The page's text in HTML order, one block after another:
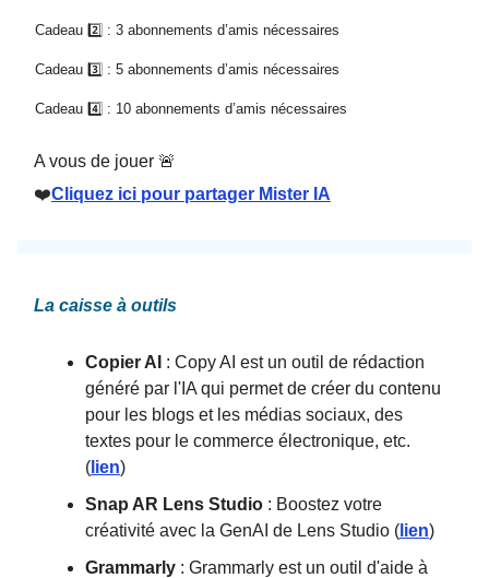
Cadeau 2️⃣ : 3 abonnements d’amis nécessaires
Cadeau 3️⃣ : 5 abonnements d’amis nécessaires
Cadeau 4️⃣ : 10 abonnements d’amis nécessaires
A vous de jouer 🚨
❤️Cliquez ici pour partager Mister IA
La caisse à outils
Copier AI : Copy AI est un outil de rédaction
généré par l'IA qui permet de créer du contenu
pour les blogs et les médias sociaux, des
textes pour le commerce électronique, etc.
( lien)
‎Snap AR Lens Studio : Boostez votre
créativité avec la GenAI de Lens Studio ( lien)
Grammarly : Grammarly est un outil d'aide à